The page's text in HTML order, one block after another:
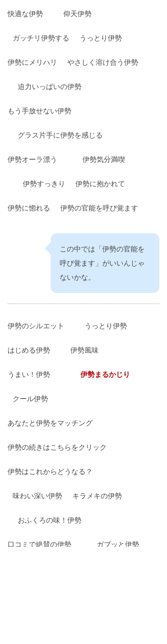
快適な伊勢 仰天伊勢
ガッチリ伊勢する うっとり伊勢
伊勢にメリハリ やさしく溶け合う伊勢
迫力いっぱいの伊勢
もう手放せない伊勢
グラス片手に伊勢を感じる
伊勢オーラ漂う 伊勢気分満喫
伊勢すっきり 伊勢に抱かれて
伊勢に惚れる 伊勢の官能を呼び覚ます
この中では「伊勢の官能を
呼び覚ます」がいいんじゃ
ないかな。
伊勢のシルエット うっとり伊勢
はじめる伊勢 伊勢風味
うまい！伊勢 伊勢まるかじり
クール伊勢
あなたと伊勢をマッチング
伊勢の続きはこちらをクリック
伊勢はこれからどうなる？
味わい深い伊勢 キラメキの伊勢
おふくろの味！伊勢
口コミで絶賛の伊勢 ガブッと伊勢